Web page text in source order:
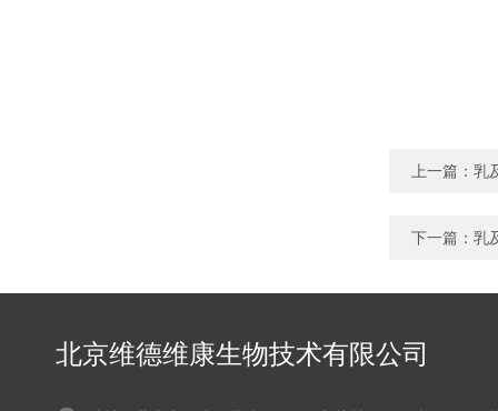
上一篇： 乳
下一篇： 乳
北京维德维康生物技术有限公司